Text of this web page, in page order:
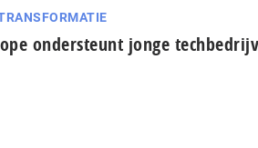
ondersteunt jonge